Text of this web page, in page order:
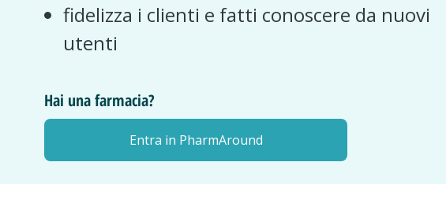
fidelizza i clienti e fatti conoscere da nuovi
utenti
Hai una farmacia?
Entra in PharmAround